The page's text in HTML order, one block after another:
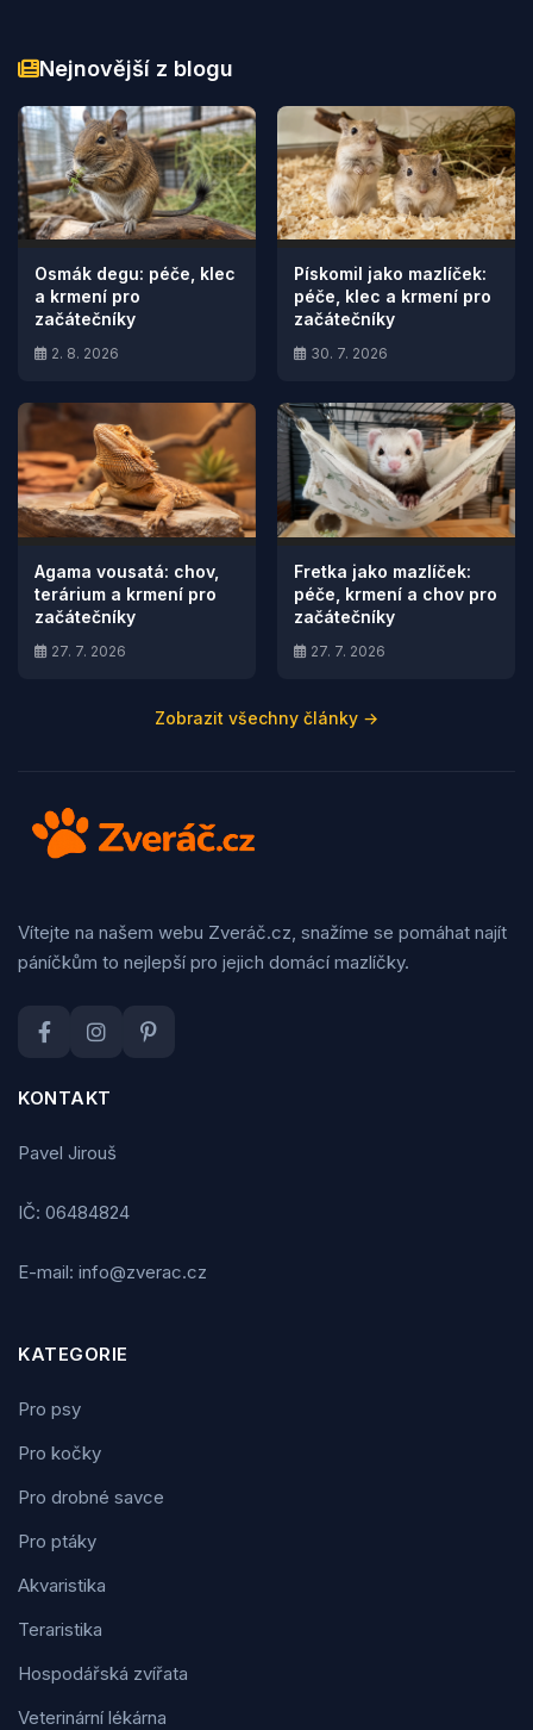
Nejnovější z blogu
Osmák degu: péče, klec
a krmení pro
začátečníky
2. 8. 2026
Pískomil jako mazlíček:
péče, klec a krmení pro
začátečníky
30. 7. 2026
Agama vousatá: chov,
terárium a krmení pro
začátečníky
27. 7. 2026
Fretka jako mazlíček:
péče, krmení a chov pro
začátečníky
27. 7. 2026
Zobrazit všechny články →
Vítejte na našem webu Zveráč.cz, snažíme se pomáhat najít
páníčkům to nejlepší pro jejich domácí mazlíčky.
KONTAKT
Pavel Jirouš
IČ: 06484824
E-mail: info@zverac.cz
KATEGORIE
Pro psy
Pro kočky
Pro drobné savce
Pro ptáky
Akvaristika
Teraristika
Hospodářská zvířata
Veterinární lékárna